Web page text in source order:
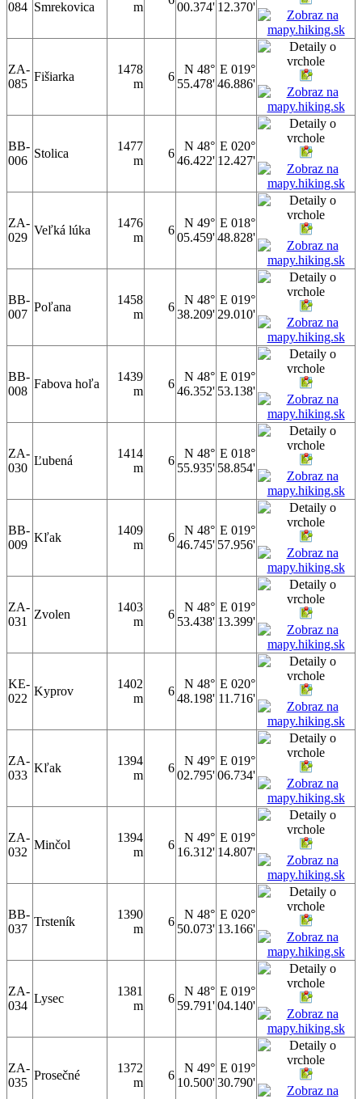
084 Smrekovica
m
00.374' 12.370'
ZA-
085
Fišiarka
1478
m
6
N 48°
55.478'
E 019°
46.886'
BB-
006
Stolica
1477
m
6
N 48°
46.422'
E 020°
12.427'
ZA-
029
Veľká lúka
1476
m
6
N 49°
05.459'
E 018°
48.828'
BB-
007
Poľana
1458
m
6
N 48°
38.209'
E 019°
29.010'
BB-
008
Fabova hoľa
1439
m
6
N 48°
46.352'
E 019°
53.138'
ZA-
030
Ľubená
1414
m
6
N 48°
55.935'
E 018°
58.854'
BB-
009
Kľak
1409
m
6
N 48°
46.745'
E 019°
57.956'
ZA-
031
Zvolen
1403
m
6
N 48°
53.438'
E 019°
13.399'
KE-
022
Kyprov
1402
m
6
N 48°
48.198'
E 020°
11.716'
ZA-
033
Kľak
1394
m
6
N 49°
02.795'
E 019°
06.734'
ZA-
032
Minčol
1394
m
6
N 49°
16.312'
E 019°
14.807'
BB-
037
Trsteník
1390
m
6
N 48°
50.073'
E 020°
13.166'
ZA-
034
Lysec
1381
m
6
N 48°
59.791'
E 019°
04.140'
ZA-
035
Prosečné
1372
m
6
N 49°
10.500'
E 019°
30.790'